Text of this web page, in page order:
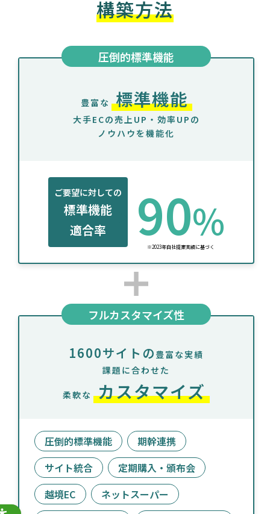
構築方法
圧倒的標準機能
豊富な 標準機能
大手ECの売上UP・効率UPの
ノウハウを機能化
ご要望に対しての
標準機能
適合率
90%
※2023年自社提案実績に基づく
フルカスタマイズ性
1600サイトの 豊富な実績
課題に合わせた
柔軟な カスタマイズ
圧倒的標準機能
期幹連携
サイト統合
定期購入・頒布会
越境EC
ネットスーパー